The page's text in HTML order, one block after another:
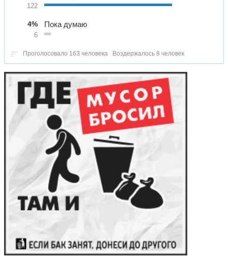
122
4%
6
Пока думаю
Проголосовало 163 человека Воздержалось 8 человек